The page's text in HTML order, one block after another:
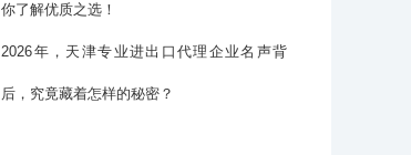
你了解优质之选！
2026年，天津专业进出口代理企业名声背
后，究竟藏着怎样的秘密？